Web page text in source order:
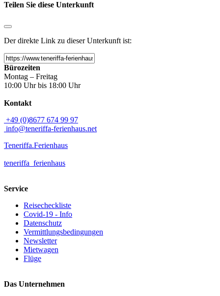
Teilen Sie diese Unterkunft
Der direkte Link zu dieser Unterkunft ist:
Bürozeiten
Montag – Freitag
10:00 Uhr bis 18:00 Uhr
Kontakt
+49 (0)8677 674 99 97
info@teneriffa-ferienhaus.net
Teneriffa.Ferienhaus
teneriffa_ferienhaus
Service
Reisecheckliste
Covid-19 - Info
Datenschutz
Vermittlungsbedingungen
Newsletter
Mietwagen
Flüge
Das Unternehmen